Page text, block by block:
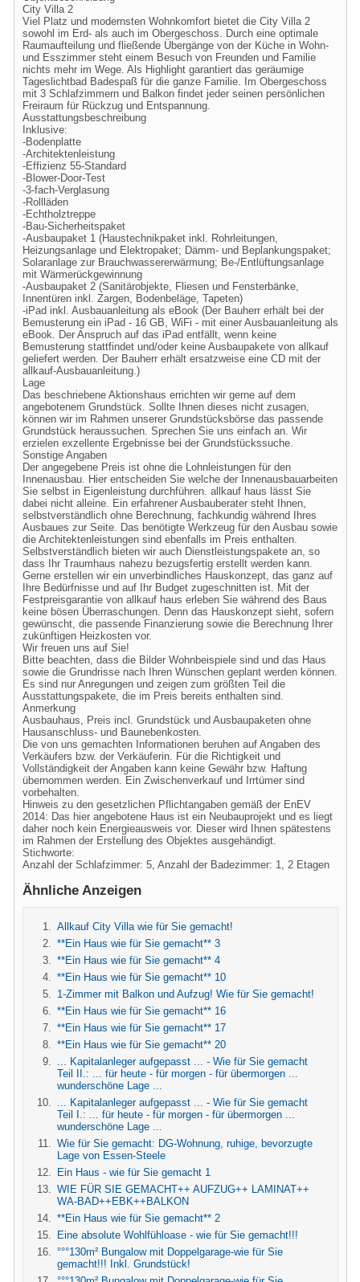
City Villa 2
Viel Platz und modernsten Wohnkomfort bietet die City Villa 2
sowohl im Erd- als auch im Obergeschoss. Durch eine optimale
Raumaufteilung und fließende Übergänge von der Küche in Wohn-
und Esszimmer steht einem Besuch von Freunden und Familie
nichts mehr im Wege. Als Highlight garantiert das geräumige
Tageslichtbad Badespaß für die ganze Familie. Im Obergeschoss
mit 3 Schlafzimmern und Balkon findet jeder seinen persönlichen
Freiraum für Rückzug und Entspannung.
Ausstattungsbeschreibung
Inklusive:
-Bodenplatte
-Architektenleistung
-Effizienz 55-Standard
-Blower-Door-Test
-3-fach-Verglasung
-Rollläden
-Echtholztreppe
-Bau-Sicherheitspaket
-Ausbaupaket 1 (Haustechnikpaket inkl. Rohrleitungen,
Heizungsanlage und Elektropaket; Dämm- und Beplankungspaket;
Solaranlage zur Brauchwassererwärmung; Be-/Entlüftungsanlage
mit Wärmerückgewinnung
-Ausbaupaket 2 (Sanitärobjekte, Fliesen und Fensterbänke,
Innentüren inkl. Zargen, Bodenbeläge, Tapeten)
-iPad inkl. Ausbauanleitung als eBook (Der Bauherr erhält bei der
Bemusterung ein iPad - 16 GB, WiFi - mit einer Ausbauanleitung als
eBook. Der Anspruch auf das iPad entfällt, wenn keine
Bemusterung stattfindet und/oder keine Ausbaupakete von allkauf
geliefert werden. Der Bauherr erhält ersatzweise eine CD mit der
allkauf-Ausbauanleitung.)
Lage
Das beschriebene Aktionshaus errichten wir gerne auf dem
angebotenem Grundstück. Sollte Ihnen dieses nicht zusagen,
können wir im Rahmen unserer Grundstücksbörse das passende
Grundstück heraussuchen. Sprechen Sie uns einfach an. Wir
erzielen exzellente Ergebnisse bei der Grundstückssuche.
Sonstige Angaben
Der angegebene Preis ist ohne die Lohnleistungen für den
Innenausbau. Hier entscheiden Sie welche der Innenausbauarbeiten
Sie selbst in Eigenleistung durchführen. allkauf haus lässt Sie
dabei nicht alleine. Ein erfahrener Ausbauberater steht Ihnen,
selbstverständlich ohne Berechnung, fachkundig während Ihres
Ausbaues zur Seite. Das benötigte Werkzeug für den Ausbau sowie
die Architektenleistungen sind ebenfalls im Preis enthalten.
Selbstverständlich bieten wir auch Dienstleistungspakete an, so
dass Ihr Traumhaus nahezu bezugsfertig erstellt werden kann.
Gerne erstellen wir ein unverbindliches Hauskonzept, das ganz auf
Ihre Bedürfnisse und auf Ihr Budget zugeschnitten ist. Mit der
Festpreisgarantie von allkauf haus erleben Sie während des Baus
keine bösen Überraschungen. Denn das Hauskonzept sieht, sofern
gewünscht, die passende Finanzierung sowie die Berechnung Ihrer
zukünftigen Heizkosten vor.
Wir freuen uns auf Sie!
Bitte beachten, dass die Bilder Wohnbeispiele sind und das Haus
sowie die Grundrisse nach Ihren Wünschen geplant werden können.
Es sind nur Anregungen und zeigen zum größten Teil die
Ausstattungspakete, die im Preis bereits enthalten sind.
Anmerkung
Ausbauhaus, Preis incl. Grundstück und Ausbaupaketen ohne
Hausanschluss- und Baunebenkosten.
Die von uns gemachten Informationen beruhen auf Angaben des
Verkäufers bzw. der Verkäuferin. Für die Richtigkeit und
Vollständigkeit der Angaben kann keine Gewähr bzw. Haftung
übernommen werden. Ein Zwischenverkauf und Irrtümer sind
vorbehalten.
Hinweis zu den gesetzlichen Pflichtangaben gemäß der EnEV
2014: Das hier angebotene Haus ist ein Neubauprojekt und es liegt
daher noch kein Energieausweis vor. Dieser wird Ihnen spätestens
im Rahmen der Erstellung des Objektes ausgehändigt.
Stichworte:
Anzahl der Schlafzimmer: 5, Anzahl der Badezimmer: 1, 2 Etagen
Ähnliche Anzeigen
Allkauf City Villa wie für Sie gemacht!
**Ein Haus wie für Sie gemacht** 3
**Ein Haus wie für Sie gemacht** 4
**Ein Haus wie für Sie gemacht** 10
1-Zimmer mit Balkon und Aufzug! Wie für Sie gemacht!
**Ein Haus wie für Sie gemacht** 16
**Ein Haus wie für Sie gemacht** 17
**Ein Haus wie für Sie gemacht** 20
... Kapitalanleger aufgepasst ... - Wie für Sie gemacht
Teil II.: ... für heute - für morgen - für übermorgen ...
wunderschöne Lage ...
... Kapitalanleger aufgepasst ... - Wie für Sie gemacht
Teil I.: ... für heute - für morgen - für übermorgen ...
wunderschöne Lage ...
Wie für Sie gemacht: DG-Wohnung, ruhige, bevorzugte
Lage von Essen-Steele
Ein Haus - wie für Sie gemacht 1
WIE FÜR SIE GEMACHT++ AUFZUG++ LAMINAT++
WA-BAD++EBK++BALKON
**Ein Haus wie für Sie gemacht** 2
Eine absolute Wohlfühloase - wie für Sie gemacht!!!
°°°130m² Bungalow mit Doppelgarage-wie für Sie
gemacht!!! Inkl. Grundstück!